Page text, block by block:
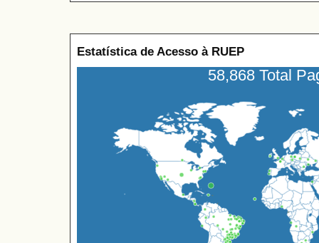
Estatística de Acesso à RUEP
58,868 Total